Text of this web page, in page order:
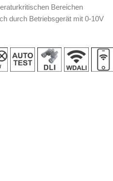
Bereichen
durch Betriebsgerät mit 0-10V